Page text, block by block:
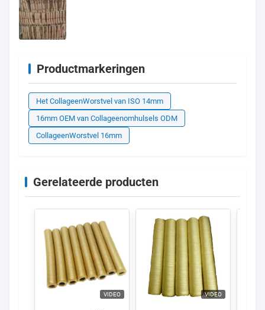
Productmarkeringen
Het CollageenWorstvel van ISO 14mm
16mm OEM van Collageenomhulsels ODM
CollageenWorstvel 16mm
Gerelateerde producten
VIDEO VIDEO